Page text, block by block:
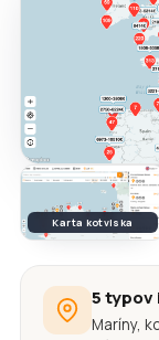
Karta kotviska
5
Maríny,